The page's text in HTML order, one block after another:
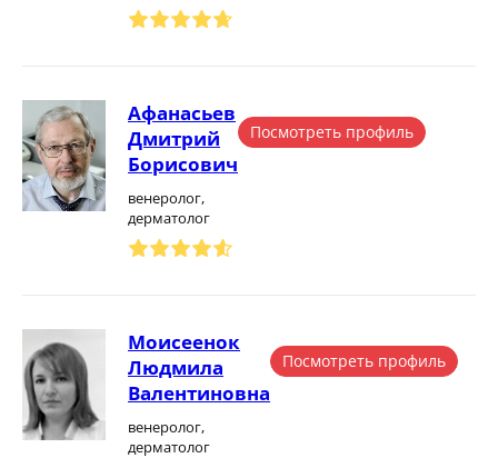
Афанасьев
Дмитрий
Борисович
венеролог,
дерматолог
Посмотреть профиль
Моисеенок
Людмила
Валентиновна
венеролог,
дерматолог
Посмотреть профиль